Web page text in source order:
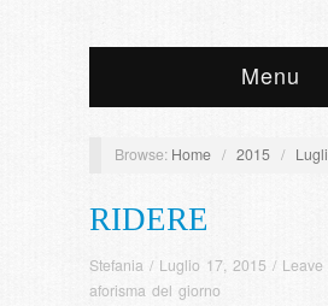
Menu
Browse: Home / 2015 /
RIDERE
Stefania / Luglio 17, 2015 /
aforisma del giorno